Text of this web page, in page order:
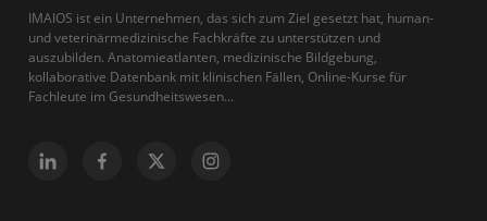
IMAIOS ist ein Unternehmen, das sich zum Ziel gesetzt hat, human-
und veterinärmedizinische Fachkräfte zu unterstützen und
auszubilden. Anatomieatlanten, medizinische Bildgebung,
kollaborative Datenbank mit klinischen Fällen, Online-Kurse für
Fachleute im Gesundheitswesen...